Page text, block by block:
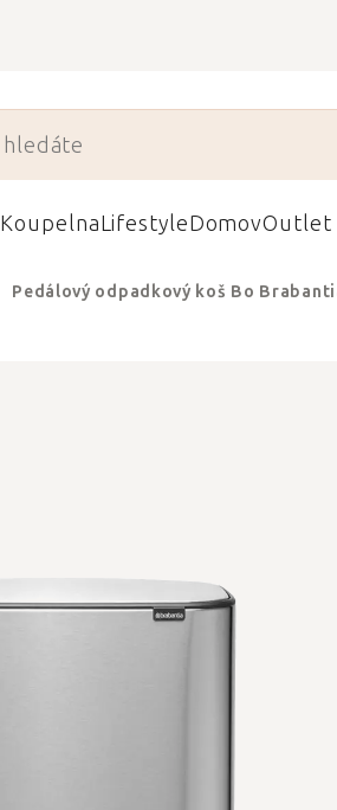
KoupelnaLifestyleDomovOutlet
Pedálový odpadkový koš Bo